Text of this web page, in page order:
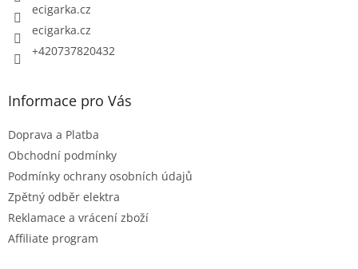
ecigarka.cz
ecigarka.cz
+420737820432
Informace pro Vás
Doprava a Platba
Obchodní podmínky
Podmínky ochrany osobních údajů
Zpětný odběr elektra
Reklamace a vrácení zboží
Affiliate program